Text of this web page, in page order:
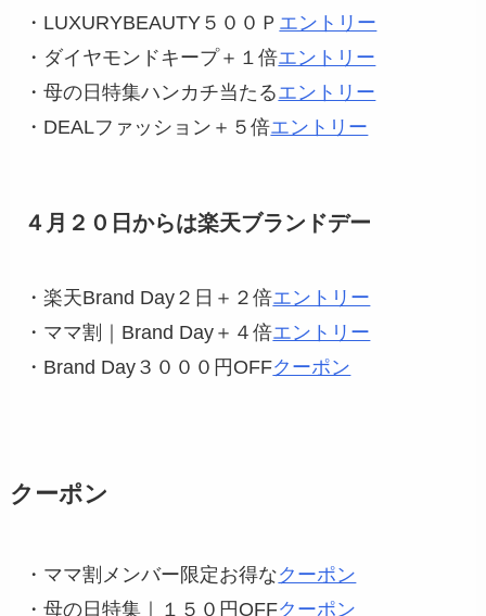
・LUXURYBEAUTY５００Ｐ エントリー
・ダイヤモンドキープ＋１倍エントリー
・母の日特集ハンカチ当たるエントリー
・DEALファッション＋５倍エントリー
４月２０日からは楽天ブランドデー
・楽天Brand Day２日＋２倍エントリー
・ママ割｜Brand Day＋４倍エントリー
・Brand Day３０００円OFFクーポン
クーポン
・ママ割メンバー限定お得なクーポン
・母の日特集｜１５０円OFFクーポン